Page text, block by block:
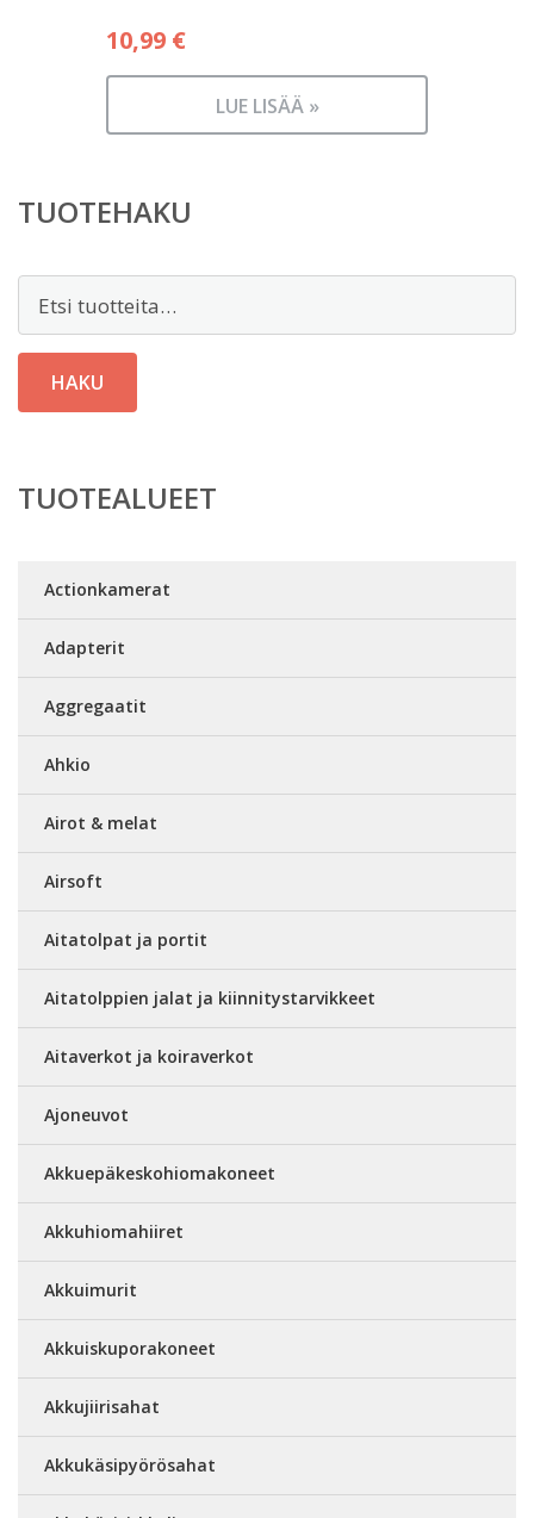
10,99 €
LUE LISÄÄ »
TUOTEHAKU
HAKU
TUOTEALUEET
Actionkamerat
Adapterit
Aggregaatit
Ahkio
Airot & melat
Airsoft
Aitatolpat ja portit
Aitatolppien jalat ja kiinnitystarvikkeet
Aitaverkot ja koiraverkot
Ajoneuvot
Akkuepäkeskohiomakoneet
Akkuhiomahiiret
Akkuimurit
Akkuiskuporakoneet
Akkujiirisahat
Akkukäsipyörösahat